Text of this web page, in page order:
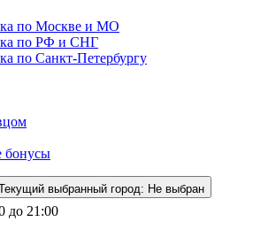
по Москве и МО
по РФ и СНГ
по Санкт-Петербургу
бонусы
выбранный город: Не выбран
до 21:00